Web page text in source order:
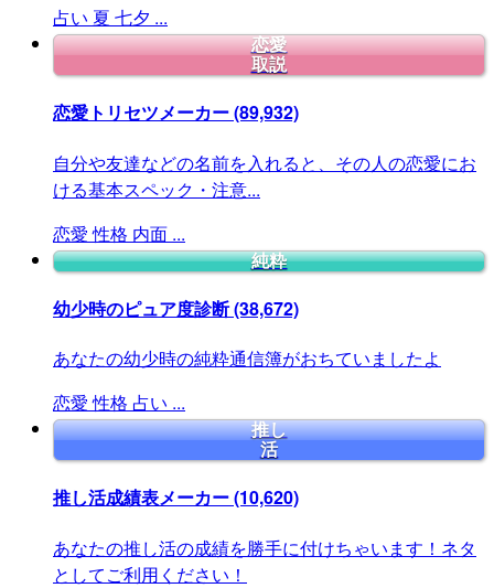
占い 夏 七夕 ...
恋愛
取説
恋愛トリセツメーカー(89,932)
自分や友達などの名前を入れると、その人の恋愛にお
ける基本スペック・注意...
恋愛 性格 内面 ...
純粋
幼少時のピュア度診断(38,672)
あなたの幼少時の純粋通信簿がおちていましたよ
恋愛 性格 占い ...
推し
活
推し活成績表メーカー(10,620)
あなたの推し活の成績を勝手に付けちゃいます！ネタ
としてご利用ください！